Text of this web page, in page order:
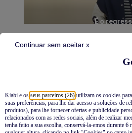
Kiabi e os seus parceiros (26) utilizam os cookies
suas preferências, para lhe dar acesso a soluções de
produtos), para lhe fornecer ofertas e publicidade
relacionados com as redes sociais, além de realizar
tenha feito a sua escolha, conservá-la-emos durante 6
Continuar sem aceitar x
É o
Novidades